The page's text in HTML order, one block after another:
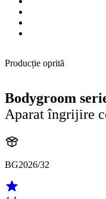
Producție oprită
Bodygroom
Aparat îngrijire
BG2026/32